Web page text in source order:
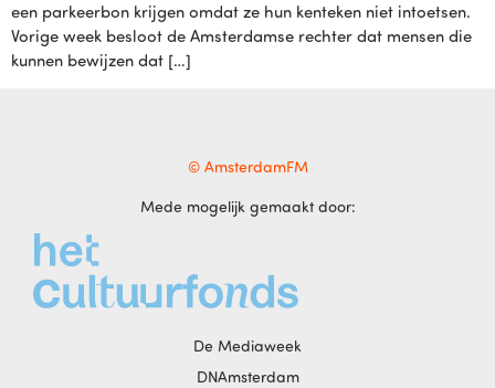
een parkeerbon krijgen omdat ze hun kenteken niet intoetsen.
Vorige week besloot de Amsterdamse rechter dat mensen die
kunnen bewijzen dat […]
© AmsterdamFM
Mede mogelijk gemaakt door:
De Mediaweek
DNAmsterdam